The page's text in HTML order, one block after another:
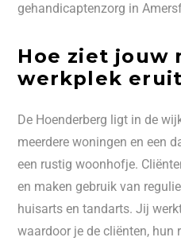
gehandicaptenzorg in
Hoe ziet jouw
werkplek
De Hoenderberg ligt in de
meerdere woningen en een
een rustig woonhofje.
en maken gebruik van
huisarts en tandarts. Jij
waardoor je de cliënten, hun